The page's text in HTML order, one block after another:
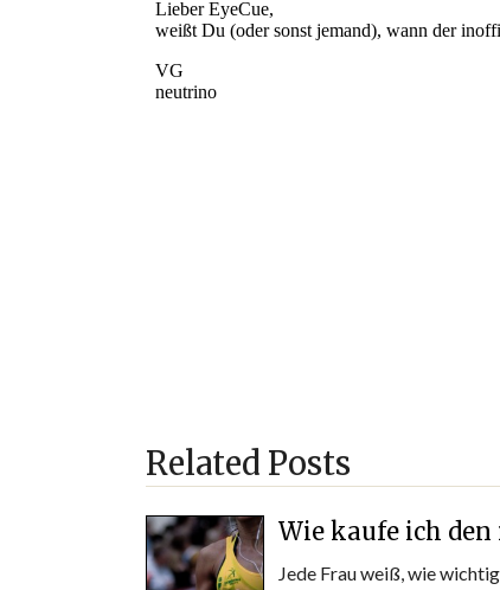
Related Posts
Wie kaufe ich
Jede Frau weiß, wie